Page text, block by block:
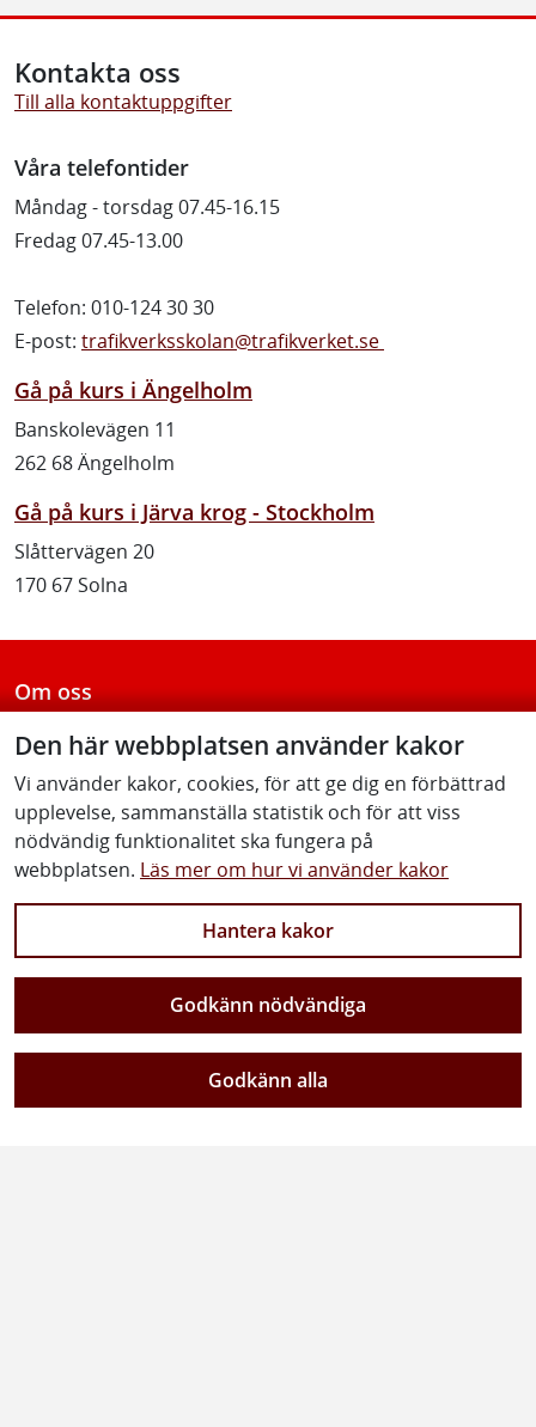
Den här webbplatsen använder kakor
Vi använder kakor, cookies, för att ge dig en förbättrad
upplevelse, sammanställa statistik och för att viss
nödvändig funktionalitet ska fungera på
webbplatsen. Läs mer om hur vi använder kakor
Hantera kakor
Godkänn nödvändiga
Godkänn alla
Kontakta oss
Till alla kontaktuppgifter
Våra telefontider
Måndag - torsdag 07.45-16.15
Fredag 07.45-13.00
Telefon: 010-124 30 30
E-post: trafikverksskolan@trafikverket.se
Gå på kurs i Ängelholm
Banskolevägen 11
262 68 Ängelholm
Gå på kurs i Järva krog - Stockholm
Slåttervägen 20
170 67 Solna
Om oss
Kundstöd - vi hjälper dig
Allmänna villkor
Fakturor till Trafikverket
Lediga jobb
Prenumerera på nyheter
Om webbplatsen
Coockiepolicy
Tillgänglighetsredogörelse